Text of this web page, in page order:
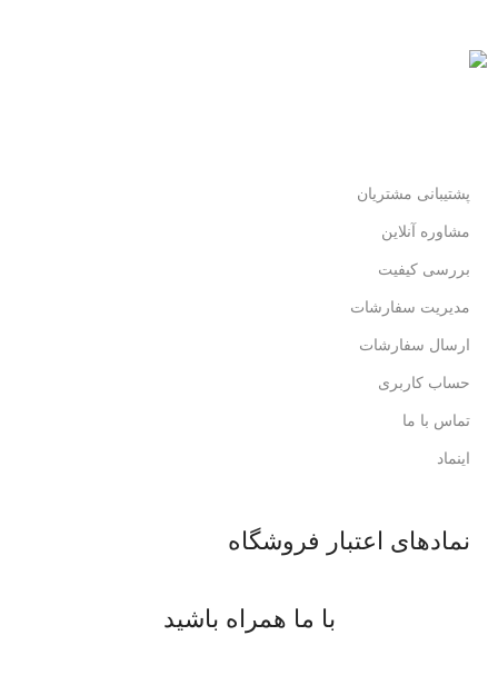
پشتیبانی مشتریان
مشاوره آنلاین
بررسی کیفیت
مدیریت سفارشات
ارسال سفارشات
حساب کاربری
تماس با ما
اینماد
نمادهای اعتبار فروشگاه
با ما همراه باشید